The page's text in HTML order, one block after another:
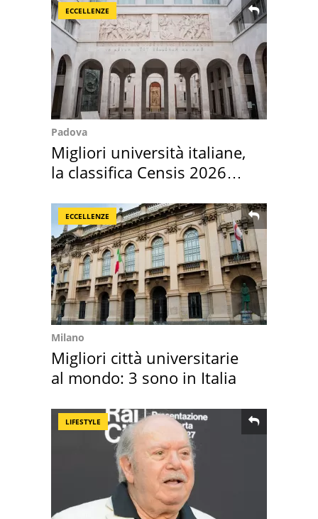
ECCELLENZE
Padova
Migliori università italiane,
la classifica Censis 2026
ECCELLENZE
Milano
Migliori città universitarie
al mondo: 3 sono in Italia
LIFESTYLE